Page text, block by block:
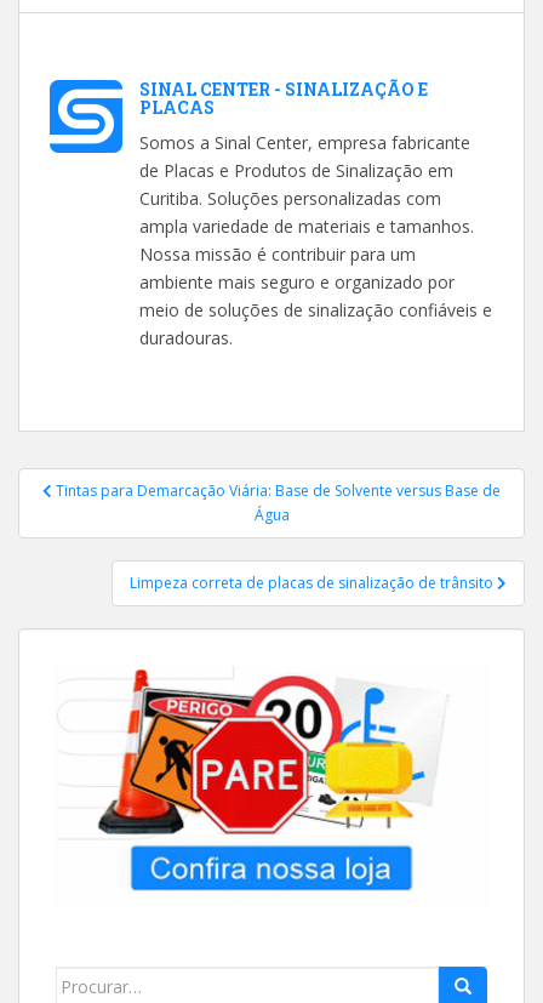
SINAL CENTER - SINALIZAÇÃO E
PLACAS
Somos a Sinal Center, empresa fabricante
de Placas e Produtos de Sinalização em
Curitiba. Soluções personalizadas com
ampla variedade de materiais e tamanhos.
Nossa missão é contribuir para um
ambiente mais seguro e organizado por
meio de soluções de sinalização confiáveis e
duradouras.
Navegação
Post
Tintas para Demarcação Viária: Base de Solvente versus Base de
Água
Limpeza correta de placas de sinalização de trânsito
Search